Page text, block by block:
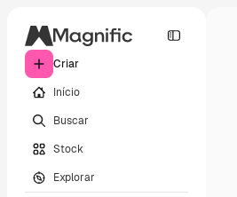
Criar
Início
Buscar
Stock
Explorar